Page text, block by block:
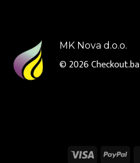
MK Nova d.o.o.
© 2026Checkout.ba